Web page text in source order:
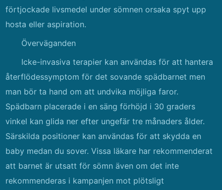
förtjockade livsmedel under sömnen orsaka spyt upp
hosta eller aspiration.
Överväganden
Icke-invasiva terapier kan användas för att hantera
återflödessymptom för det sovande spädbarnet men
man bör ta hand om att undvika möjliga faror.
Spädbarn placerade i en säng förhöjd i 30 graders
vinkel kan glida ner efter ungefär tre månaders ålder.
Särskilda positioner kan användas för att skydda en
baby medan du sover. Vissa läkare har rekommenderat
att barnet är utsatt för sömn även om det inte
rekommenderas i kampanjen mot plötsligt